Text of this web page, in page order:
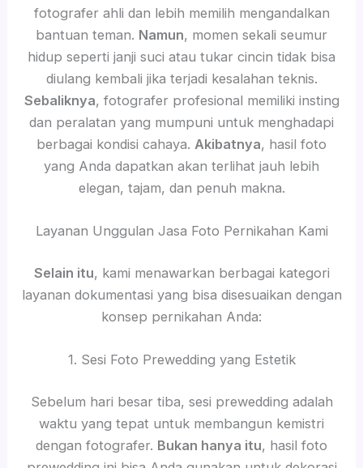
fotografer ahli dan lebih memilih mengandalkan
bantuan teman. Namun, momen sekali seumur
hidup seperti janji suci atau tukar cincin tidak bisa
diulang kembali jika terjadi kesalahan teknis.
Sebaliknya, fotografer profesional memiliki insting
dan peralatan yang mumpuni untuk menghadapi
berbagai kondisi cahaya. Akibatnya, hasil foto
yang Anda dapatkan akan terlihat jauh lebih
elegan, tajam, dan penuh makna.
Layanan Unggulan Jasa Foto Pernikahan Kami
Selain itu, kami menawarkan berbagai kategori
layanan dokumentasi yang bisa disesuaikan dengan
konsep pernikahan Anda:
1. Sesi Foto Prewedding yang Estetik
Sebelum hari besar tiba, sesi prewedding adalah
waktu yang tepat untuk membangun kemistri
dengan fotografer. Bukan hanya itu, hasil foto